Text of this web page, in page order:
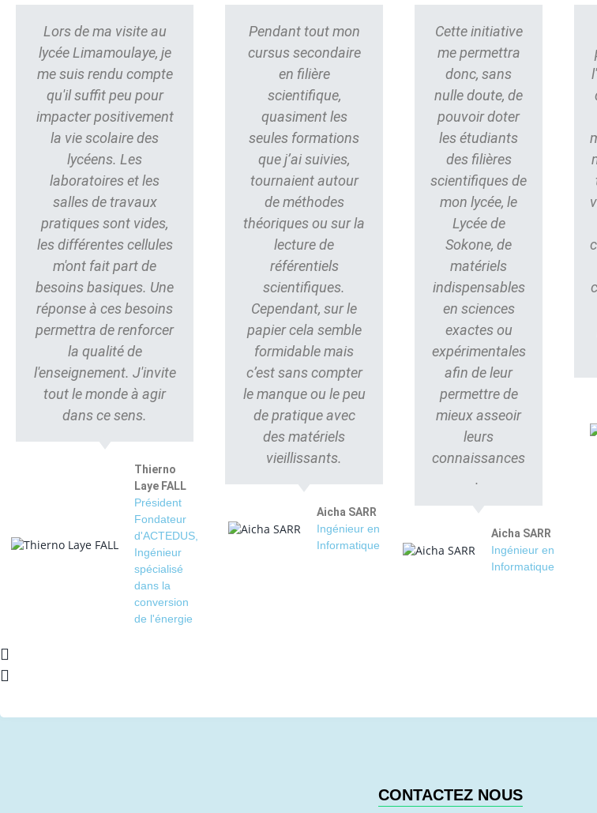
Lors de ma visite au
lycée Limamoulaye, je
me suis rendu compte
qu'il suffit peu pour
impacter positivement
la vie scolaire des
lycéens. Les
laboratoires et les
salles de travaux
pratiques sont vides,
les différentes cellules
m'ont fait part de
besoins basiques. Une
réponse à ces besoins
permettra de renforcer
la qualité de
l'enseignement. J'invite
tout le monde à agir
dans ce sens.
Thierno
Laye FALL
Président
Fondateur
d'ACTEDUS,
Ingénieur
spécialisé
dans la
conversion
de l'énergie
Pendant tout mon
cursus secondaire
en filière
scientifique,
quasiment les
seules formations
que j’ai suivies,
tournaient autour
de méthodes
théoriques ou sur la
lecture de
référentiels
scientifiques.
Cependant, sur le
papier cela semble
formidable mais
c’est sans compter
le manque ou le peu
de pratique avec
des matériels
vieillissants.
Aicha SARR
Ingénieur en
Informatique
Cette initiative
me permettra
donc, sans
nulle doute, de
pouvoir doter
les étudiants
des filières
scientifiques de
mon lycée, le
Lycée de
Sokone, de
matériels
indispensables
en sciences
exactes ou
expérimentales
afin de leur
permettre de
mieux asseoir
leurs
connaissances
.
Aicha SARR
Ingénieur en
Informatique
CONTACTEZ NOUS